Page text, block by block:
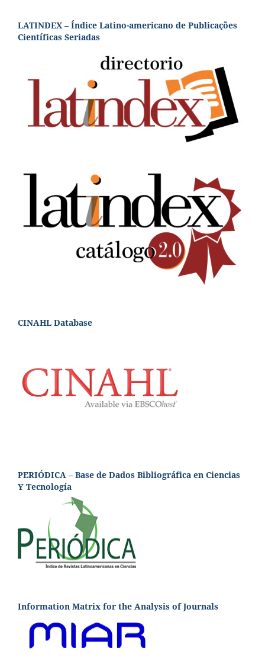
LATINDEX – Índice Latino-americano de Publicações
Científicas Seriadas
CINAHL Database
PERIÓDICA – Base de Dados Bibliográfica en Ciencias
Y Tecnología
Information Matrix for the Analysis of Journals